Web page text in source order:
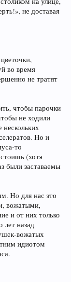
не доставая
во время
не тратят
чтобы парочки
не ходили
нескольких
Но и
то
(хотя
были заставаемы
Но для нас это
вожатыми,
и от них только
лет назад
вожатых
идиотом